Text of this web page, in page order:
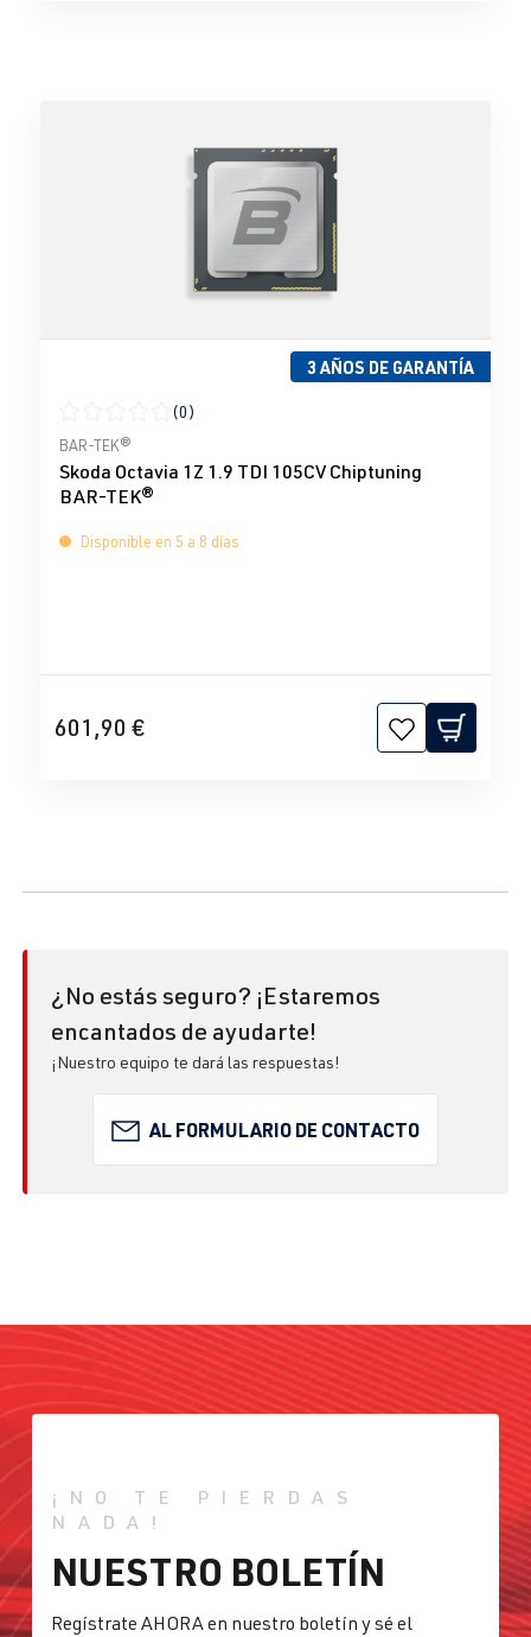
3 AÑOS DE GARANTÍA
Calificación promedio de 0 de 5 estrellas
(0)
BAR-TEK®
Skoda Octavia 1Z 1.9 TDI 105CV Chiptuning
BAR-TEK®
Disponible en 5 a 8 días
601,90 €
¿No estás seguro? ¡Estaremos
encantados de ayudarte!
¡Nuestro equipo te dará las respuestas!
AL FORMULARIO DE CONTACTO
¡NO TE PIERDAS
NADA!
NUESTRO BOLETÍN
Regístrate AHORA en nuestro boletín y sé el